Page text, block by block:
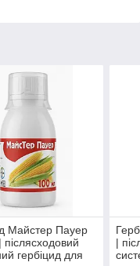
Майстер Пауер
гербіцид для
|